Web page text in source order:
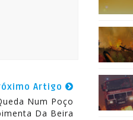
Artigo
Num Poço
Da Beira